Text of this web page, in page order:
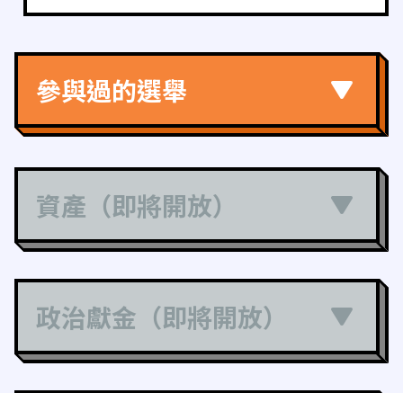
參與過的選舉
資產（即將開放）
政治獻金（即將開放）